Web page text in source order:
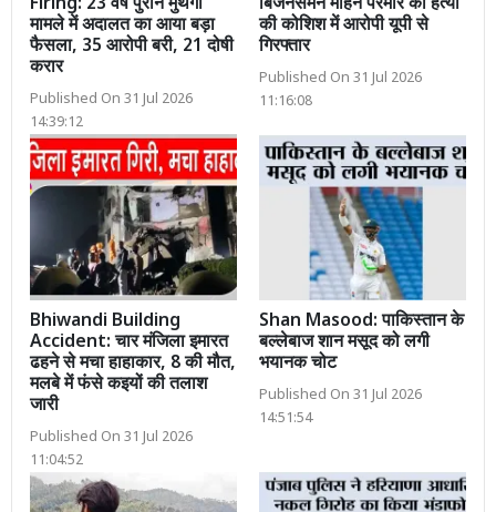
Firing: 23 वर्ष पुराने मुथंगा
मामले में अदालत का आया बड़ा
फैसला, 35 आरोपी बरी, 21 दोषी
करार
Published On 31 Jul 2026
14:39:12
बिजनेसमैन मोहन परमार की हत्या
की कोशिश में आरोपी यूपी से
गिरफ्तार
Published On 31 Jul 2026
11:16:08
Bhiwandi Building
Accident: चार मंजिला इमारत
ढहने से मचा हाहाकार, 8 की मौत,
मलबे में फंसे कइयों की तलाश
जारी
Published On 31 Jul 2026
11:04:52
Shan Masood: पाकिस्तान के
बल्लेबाज शान मसूद को लगी
भयानक चोट
Published On 31 Jul 2026
14:51:54